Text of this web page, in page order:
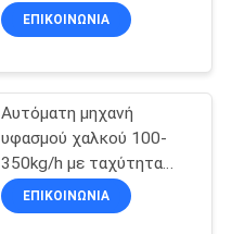
σύρματος χαλκού Για την
παραγωγή σύρματος
ΕΠΙΚΟΙΝΩΝΊΑ
Αυτόματη μηχανή
υφασμού χαλκού 100-
350kg/h με ταχύτητα
100m/min
ΕΠΙΚΟΙΝΩΝΊΑ